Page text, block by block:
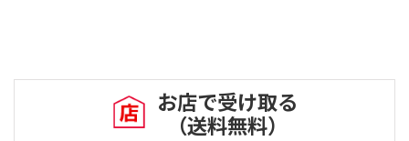
お店で受け取る
（送料無料）